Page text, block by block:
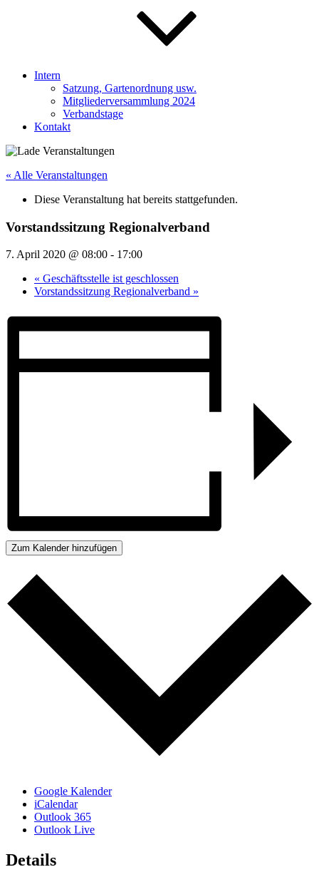
Intern
Satzung, Gartenordnung usw.
Mitgliederversammlung 2024
Verbandstage
Kontakt
« Alle Veranstaltungen
Diese Veranstaltung hat bereits stattgefunden.
Vorstandssitzung Regionalverband
7. April 2020 @ 08:00 - 17:00
« Geschäftsstelle ist geschlossen
Vorstandssitzung Regionalverband »
Zum Kalender hinzufügen
Google Kalender
iCalendar
Outlook 365
Outlook Live
Details